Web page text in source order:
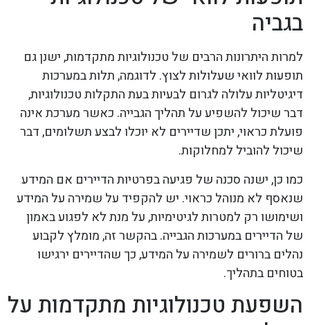
בגביה
למרות היתרונות הרבים של טכנולוגיות מתקדמות, ישנן גם
תופעות לוואי שעלולות לצוץ. לדוגמה, תלות במערכות
דיגיטליות עלולה לגרום לבעיות בעת התקלות טכנולוגיות,
דבר שיכול להשפיע על תהליך הגבייה. כאשר מערכת אינה
פועלת כראוי, יתכן שדיירים לא יוכלו לבצע תשלומים, דבר
שיכול להוביל למחלוקות.
כמו כן, ישנה סכנה של פגיעה בפרטיות הדיירים אם המידע
שנאסף לא מנוהל כראוי. יש להקפיד על שמירה על המידע
ושימושו רק למטרות לגיטימיות, על מנת לא לפגוע באמון
של הדיירים במערכות הגבייה. בהקשר זה, מומלץ לקבוע
נהלים ברורים לשמירה על המידע, כך שהדיירים ירגישו
בטוחים בתהליך.
השפעת טכנולוגיות מתקדמות על